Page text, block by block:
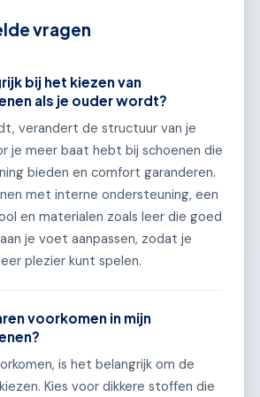
vragen
bij het kiezen van
als je ouder wordt?
verandert de structuur van je
je meer baat hebt bij schoenen die
bieden en comfort garanderen.
met interne ondersteuning, een
en materialen zoals leer die goed
je voet aanpassen, zodat je
plezier kunt spelen.
voorkomen in mijn
is het belangrijk om de
Kies voor dikkere stoffen die